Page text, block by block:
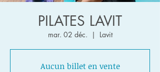
PILATES LAVIT
mar. 02 déc.
  |
Lavit
Aucun billet en vente